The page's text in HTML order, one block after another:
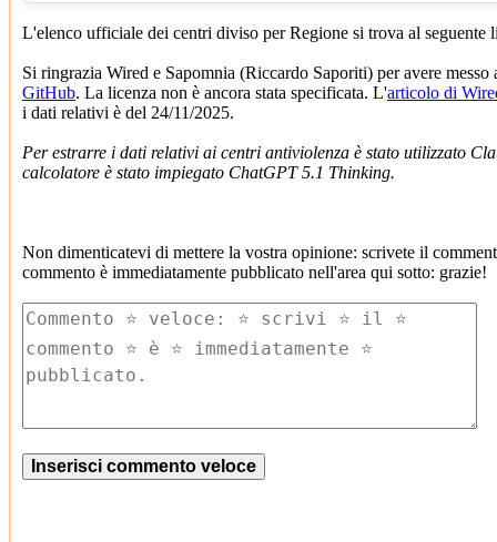
L'elenco ufficiale dei centri diviso per Regione si trova al seguente
Si ringrazia Wired e Sapomnia (Riccardo Saporiti) per avere
GitHub. La licenza non è ancora stata specificata. L'articolo di
i dati relativi è del 24/11/2025.
Per estrarre i dati relativi ai centri antiviolenza è stato utilizzato
calcolatore è stato impiegato ChatGPT 5.1 Thinking.
Non dimenticatevi di mettere la vostra opinione: scrivete il
commento è immediatamente pubblicato nell'area qui sotto: grazie!